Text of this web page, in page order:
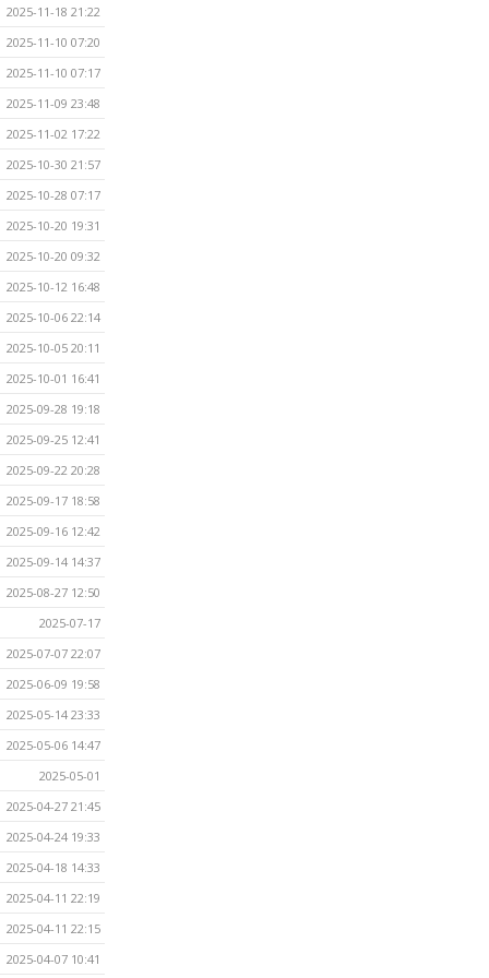
2025-11-18 21:22
2025-11-10 07:20
2025-11-10 07:17
2025-11-09 23:48
2025-11-02 17:22
2025-10-30 21:57
2025-10-28 07:17
2025-10-20 19:31
2025-10-20 09:32
2025-10-12 16:48
2025-10-06 22:14
2025-10-05 20:11
2025-10-01 16:41
2025-09-28 19:18
2025-09-25 12:41
2025-09-22 20:28
2025-09-17 18:58
2025-09-16 12:42
2025-09-14 14:37
2025-08-27 12:50
2025-07-17
2025-07-07 22:07
2025-06-09 19:58
2025-05-14 23:33
2025-05-06 14:47
2025-05-01
2025-04-27 21:45
2025-04-24 19:33
2025-04-18 14:33
2025-04-11 22:19
2025-04-11 22:15
2025-04-07 10:41